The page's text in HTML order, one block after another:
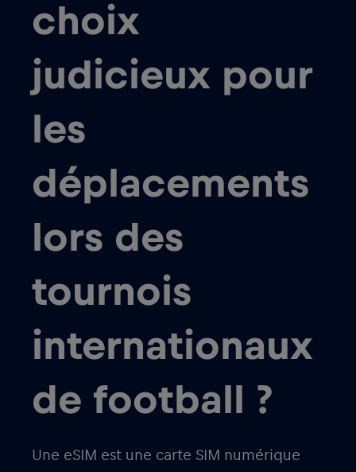
choix
judicieux pour
les
déplacements
lors des
tournois
internationaux
de football ?
Une eSIM est une carte SIM numérique